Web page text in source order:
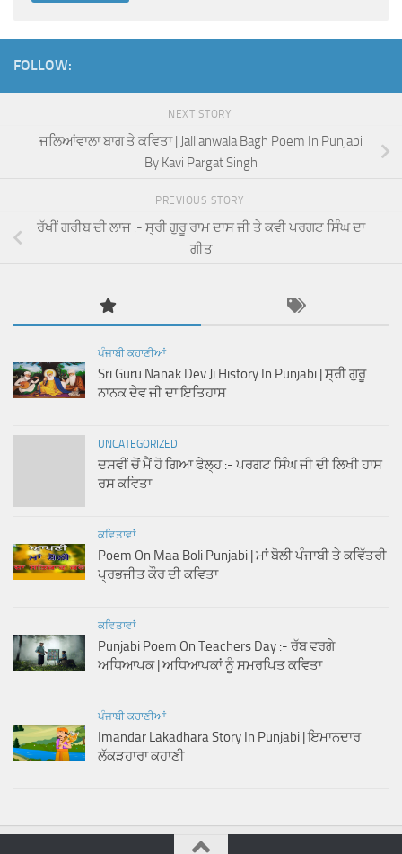
FOLLOW:
NEXT STORY
ਜਲਿਆਂਵਾਲਾ ਬਾਗ ਤੇ ਕਵਿਤਾ | Jallianwala Bagh Poem In Punjabi
By Kavi Pargat Singh
PREVIOUS STORY
ਰੱਖੀਂ ਗਰੀਬ ਦੀ ਲਾਜ :- ਸ੍ਰੀ ਗੁਰੂ ਰਾਮ ਦਾਸ ਜੀ ਤੇ ਕਵੀ ਪਰਗਟ ਸਿੰਘ ਦਾ
ਗੀਤ
ਪੰਜਾਬੀ ਕਹਾਣੀਆਂ
Sri Guru Nanak Dev Ji History In Punjabi | ਸ੍ਰੀ ਗੁਰੂ
ਨਾਨਕ ਦੇਵ ਜੀ ਦਾ ਇਤਿਹਾਸ
UNCATEGORIZED
ਦਸਵੀਂ ਚੋਂ ਮੈਂ ਹੋ ਗਿਆ ਫੇਲ੍ਹ :- ਪਰਗਟ ਸਿੰਘ ਜੀ ਦੀ ਲਿਖੀ ਹਾਸ
ਰਸ ਕਵਿਤਾ
ਕਵਿਤਾਵਾਂ
Poem On Maa Boli Punjabi | ਮਾਂ ਬੋਲੀ ਪੰਜਾਬੀ ਤੇ ਕਵਿੱਤਰੀ
ਪ੍ਰਭਜੀਤ ਕੌਰ ਦੀ ਕਵਿਤਾ
ਕਵਿਤਾਵਾਂ
Punjabi Poem On Teachers Day :- ਰੱਬ ਵਰਗੇ
ਅਧਿਆਪਕ | ਅਧਿਆਪਕਾਂ ਨੂੰ ਸਮਰਪਿਤ ਕਵਿਤਾ
ਪੰਜਾਬੀ ਕਹਾਣੀਆਂ
Imandar Lakadhara Story In Punjabi | ਇਮਾਨਦਾਰ
ਲੱਕੜਹਾਰਾ ਕਹਾਣੀ